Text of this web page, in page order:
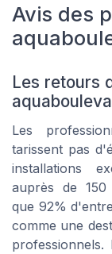
Avis des
Les retours
Les
tarissent pas
installations
auprès de 150
que 92%
comme une
professionnels.